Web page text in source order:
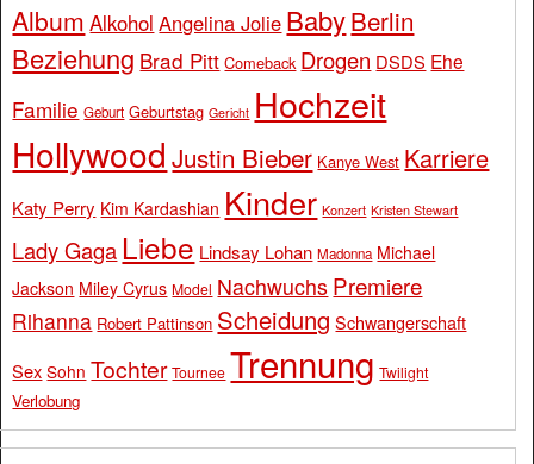
Album Alkohol Angelina Jolie BabyBerlin
Beziehung Brad Pitt Comeback Drogen DSDS Ehe
Familie Geburt Geburtstag Gericht Hochzeit
Hollywood Justin Bieber Kanye West Karriere
Katy Perry Kim Kardashian Kinder Konzert Kristen Stewart
Lady Gaga Liebe Lindsay Lohan Madonna Michael
Jackson Miley Cyrus Model Nachwuchs Premiere
Rihanna Robert Pattinson Scheidung Schwangerschaft
Sex Sohn Tochter Tournee Trennung Twilight
Verlobung